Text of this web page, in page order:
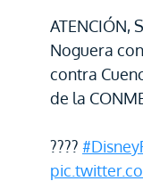
ATENCIÓN,
Noguera
contra
de la
????